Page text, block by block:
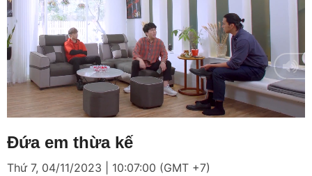
Mute Loaded:
21.23%
Đứa em thừa kế
Thứ 7, 04/11/2023 | 10:07:00 (GMT +7)